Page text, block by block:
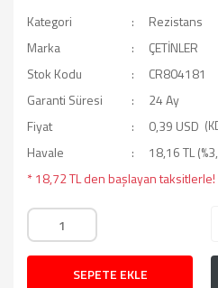
Kategori
Rezistans
Marka
ÇETİNLER
Stok Kodu
CR804181
Garanti Süresi
24 Ay
Fiyat
0,39 USD
Havale
18,16 TL
* 18,72 TL den başlayan taksitlerle!
SEPETE EKLE